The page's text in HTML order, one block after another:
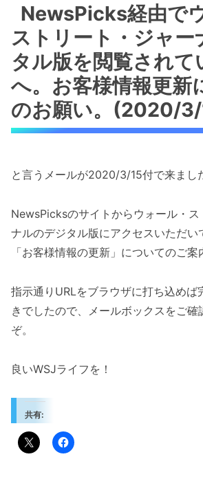
NewsPicks経由で
ストリート・ジャー
タル版を閲覧されて
へ。お客様情報更新
のお願い。(2020/3/
と言うメールが2020/3/15付で来まし
NewsPicksのサイトからウォール・ス
ナルのデジタル版にアクセスいただい
「お客様情報の更新」についてのご案
指示通りURLをブラウザに打ち込めば
きでしたので、メールボックスをご確
ぞ。
良いWSJライフを！
共有: